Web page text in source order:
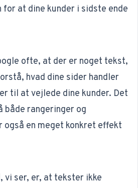
for at dine kunder i sidste ende
ofte, at der er noget tekst,
hvad dine sider handler
til at vejlede dine kunder. Det
både rangeringer og
også en meget konkret effekt
vi ser, er, at tekster ikke